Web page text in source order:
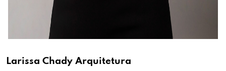
Larissa Chady Arquitetura